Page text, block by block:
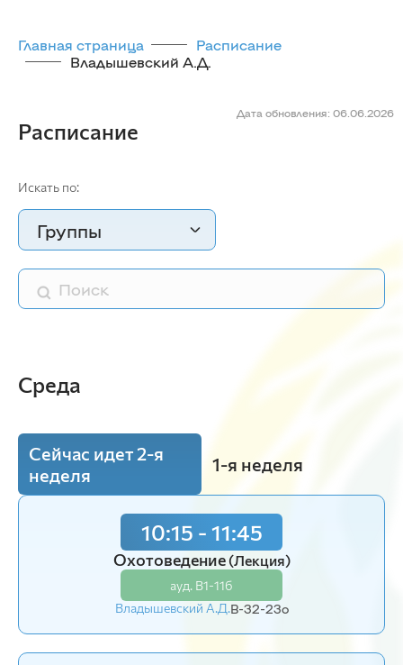
Главная страница
Расписание
Владышевский А.Д.
Дата обновления: 06.06.2026
Расписание
Искать по:
Группы
Среда
Сейчас идет 2-я
неделя
1-я неделя
10:15 - 11:45
Охотоведение(Лекция)
ауд. В1-11б
Владышевский А.Д.В-32-23o